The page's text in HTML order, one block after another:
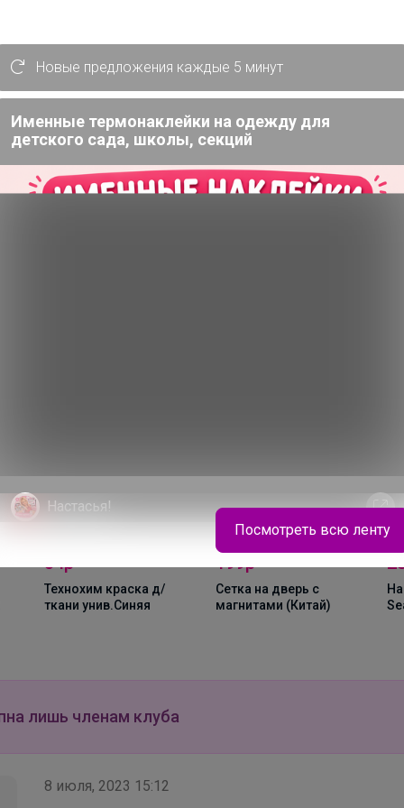
199р
Сетка на дверь с
магнитами (Китай)
289р
Набор д/специй
Seasoning six piece
лишь членам клуба
8 июля, 2023 15:12
Новые предложения каждые 5 минут
Именные термонаклейки на одежду для
детского сада, школы, секций
Настасья!
Лоферы школьные
Посмотреть всю ленту